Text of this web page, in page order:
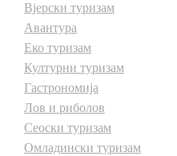
Вјерски туризам
Авантура
Еко туризам
Културни туризам
Гастрономија
Лов и риболов
Сеоски туризам
Омладински туризам